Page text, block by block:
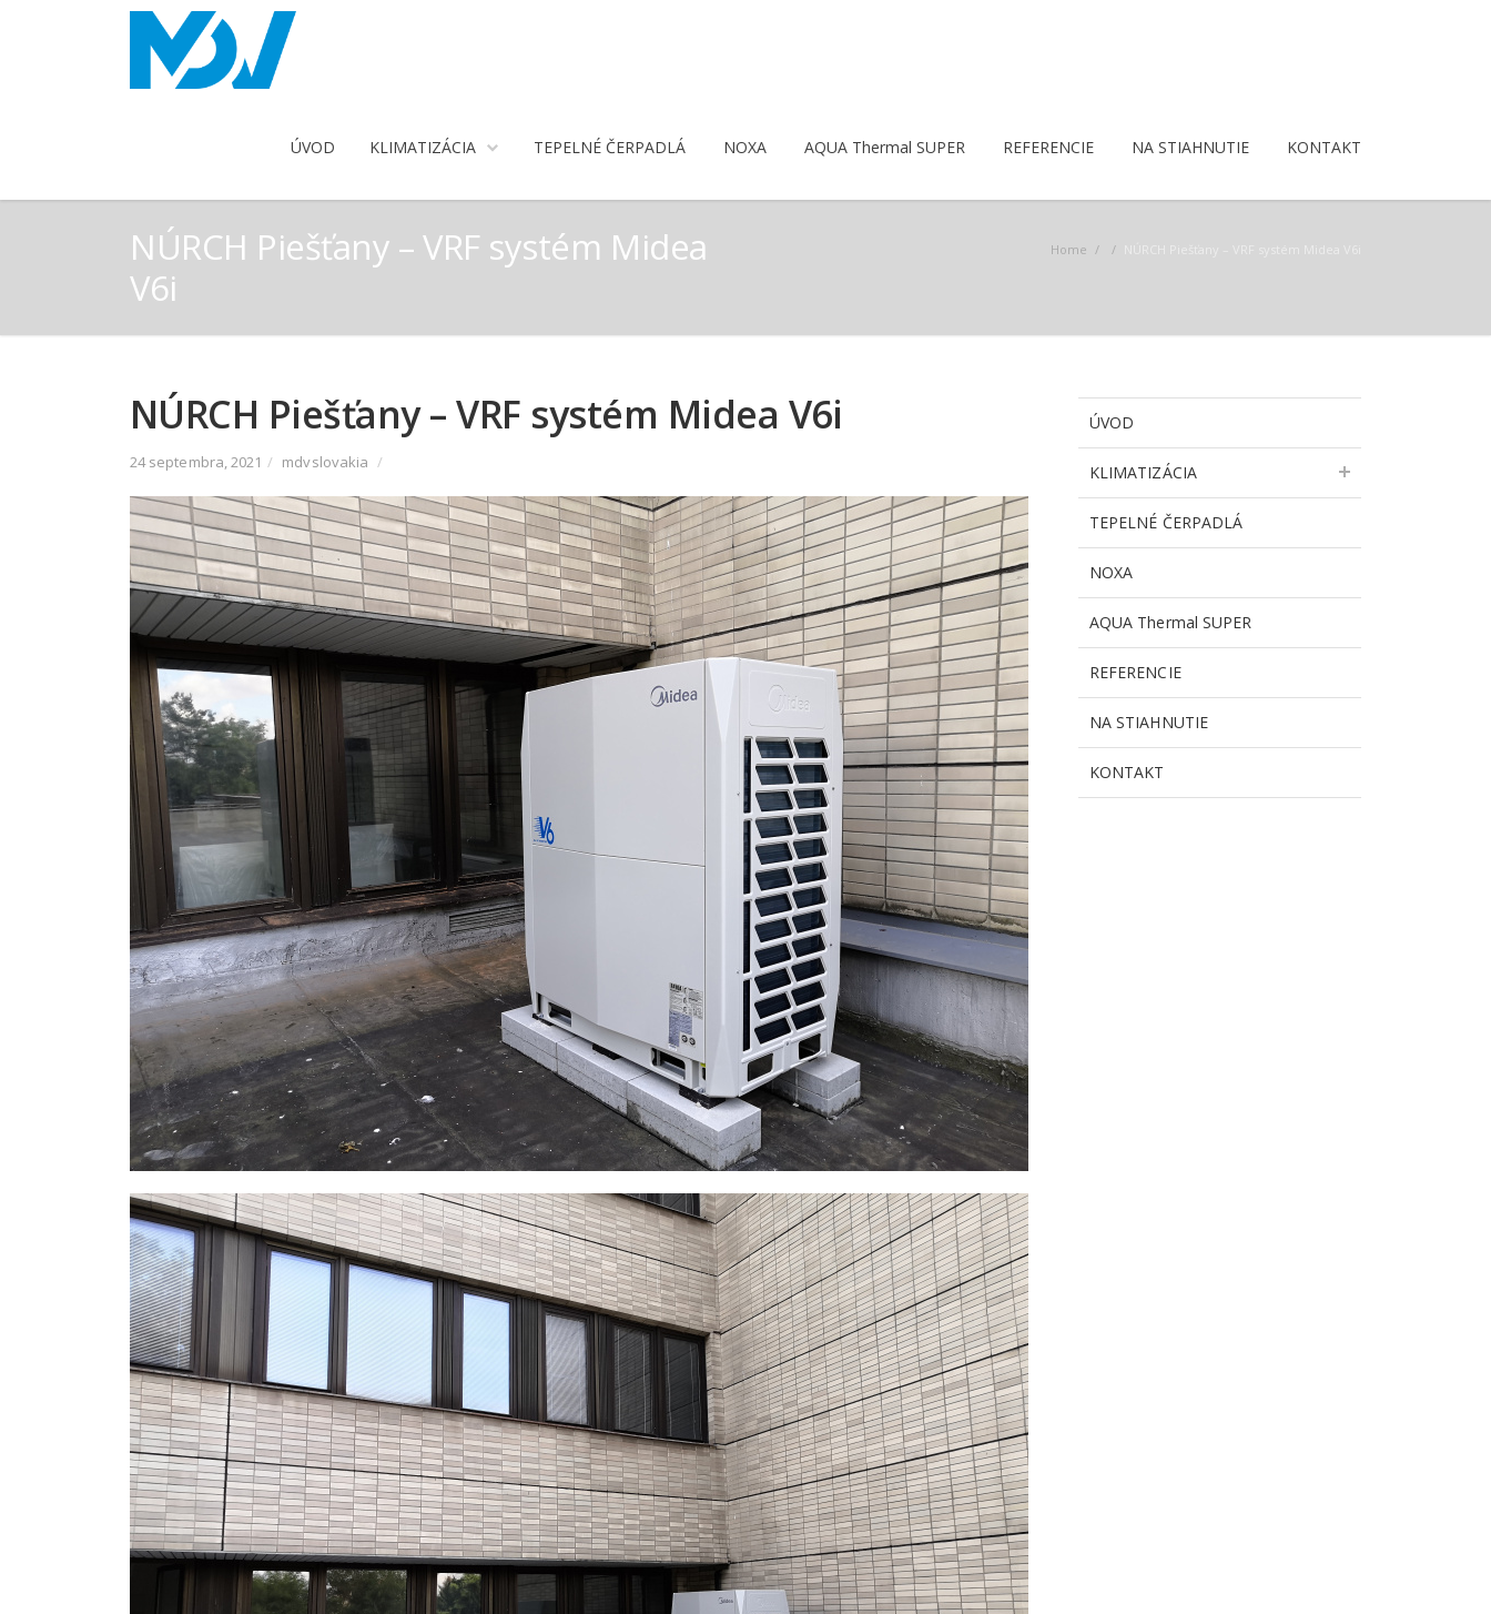
ÚVOD KLIMATIZÁCIA TEPELNÉ ČERPADLÁ NOXA AQUA Thermal SUPER REFERENCIE NA STIAHNUTIE KONTAKT
Home / /
NÚRCH Piešťany – VRF systém Midea
V6i
NÚRCH Piešťany – VRF systém Midea V6i
24 septembra, 2021 / mdvslovakia /
ÚVOD
KLIMATIZÁCIA
TEPELNÉ ČERPADLÁ
NOXA
AQUA Thermal SUPER
REFERENCIE
NA STIAHNUTIE
KONTAKT